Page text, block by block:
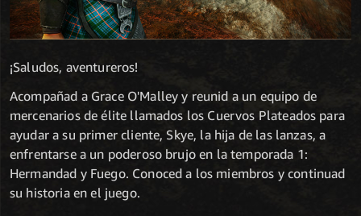
¡Saludos, aventureros!
Acompañad a Grace O'Malley y reunid a un equipo de
mercenarios de élite llamados los Cuervos Plateados para
ayudar a su primer cliente, Skye, la hija de las lanzas, a
enfrentarse a un poderoso brujo en la temporada 1:
Hermandad y Fuego. Conoced a los miembros y continuad
su historia en el juego.